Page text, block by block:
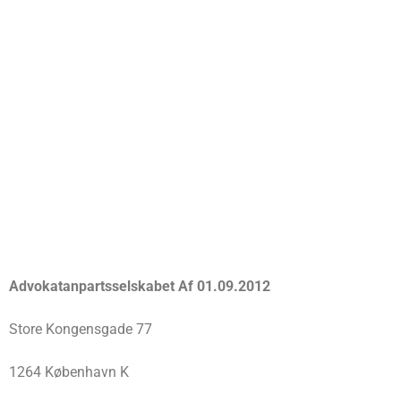
Advokatanpartsselskabet Af 01.09.2012
Store Kongensgade 77
1264 København K